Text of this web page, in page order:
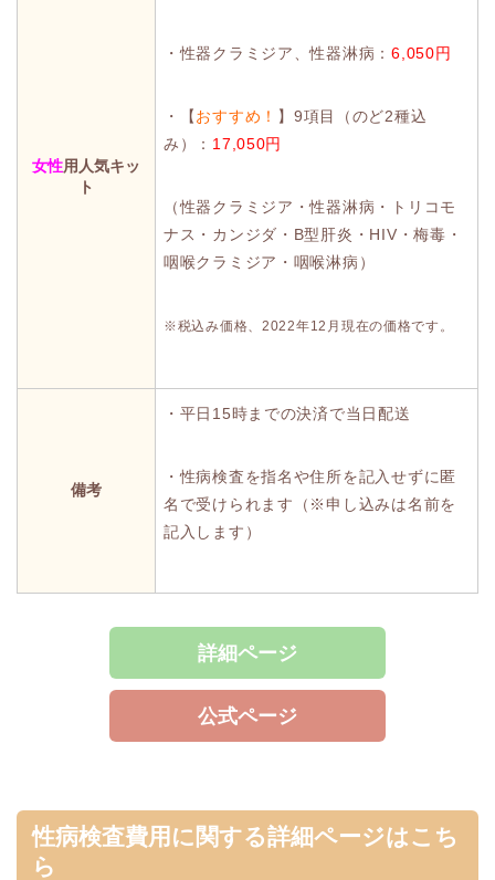
女性用人気キッ
ト
・性器クラミジア、性器淋病：6,050円
・【おすすめ！ 】9項目（のど2種込
み）： 17,050円
（性器クラミジア・性器淋病・トリコモ
ナス・カンジダ・B型肝炎・HIV・梅毒・
咽喉クラミジア・咽喉淋病）
※税込み価格、2022年12月現在の価格です。
備考
・平日15時までの決済で当日配送
・性病検査を指名や住所を記入せずに匿
名で受けられます（※申し込みは名前を
記入します）
詳細ページ
公式ページ
性病検査費用に関する詳細ページはこち
ら